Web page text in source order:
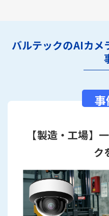
バルテックのAIカメ
【製造・工場】
ク